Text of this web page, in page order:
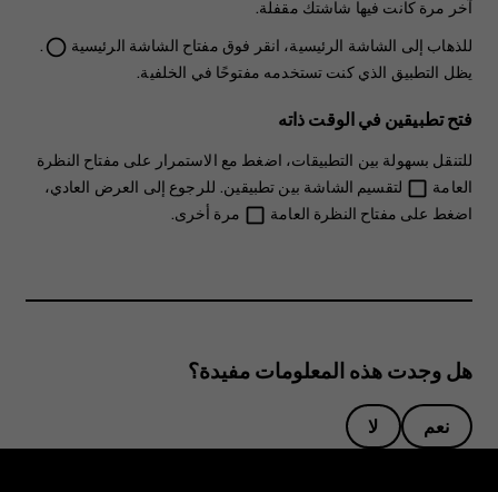
آخر مرة كانت فيها شاشتك مقفلة.
للذهاب إلى الشاشة الرئيسية، انقر فوق مفتاح الشاشة الرئيسية panorama_fish_eye
.
يظل التطبيق الذي كنت تستخدمه مفتوحًا في الخلفية.
فتح تطبيقين في الوقت ذاته
للتنقل بسهولة بين التطبيقات، اضغط مع الاستمرار على مفتاح النظرة
العامة check_box_outline_blank لتقسيم الشاشة بين تطبيقين. للرجوع إلى العرض العادي،
اضغط على مفتاح النظرة العامة check_box_outline_blank مرة أخرى.
هل وجدت هذه المعلومات مفيدة؟
نعم لا